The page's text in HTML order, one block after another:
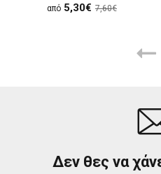
από 5,30€ 7,60€
Δεν θες να